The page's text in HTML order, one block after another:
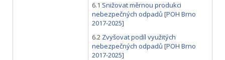
6.1 Snižovat měrnou produkci
nebezpečných odpadů [POH Brno
2017-2025]
6.2 Zvyšovat podíl využitých
nebezpečných odpadů [POH Brno
2017-2025]